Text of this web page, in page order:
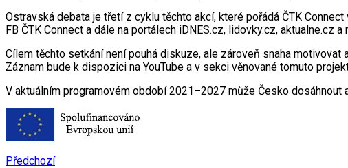
Ostravská debata je třetí z cyklu těchto akcí, které pořádá ČTK
FB ČTK Connect a dále na portálech iDNES.cz, lidovky.cz,
Cílem těchto setkání není pouhá diskuze, ale zároveň snaha
Záznam bude k dispozici na YouTube a v sekci věnované tomuto
V aktuálním programovém období 2021–2027 může Česko dosáhnout
Předchozí